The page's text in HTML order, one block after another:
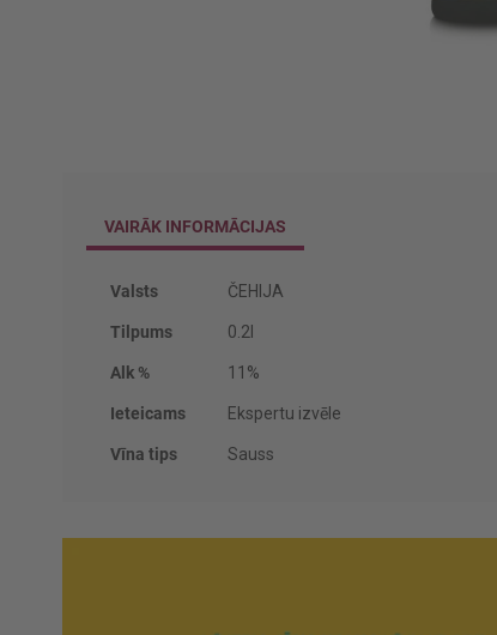
VAIRĀK INFORMĀCIJAS
Vairāk
Valsts ČEHIJA
Tilpums 0.2l
Alk % 11%
Ieteicams Ekspertu izvēle
Vīna tips Sauss